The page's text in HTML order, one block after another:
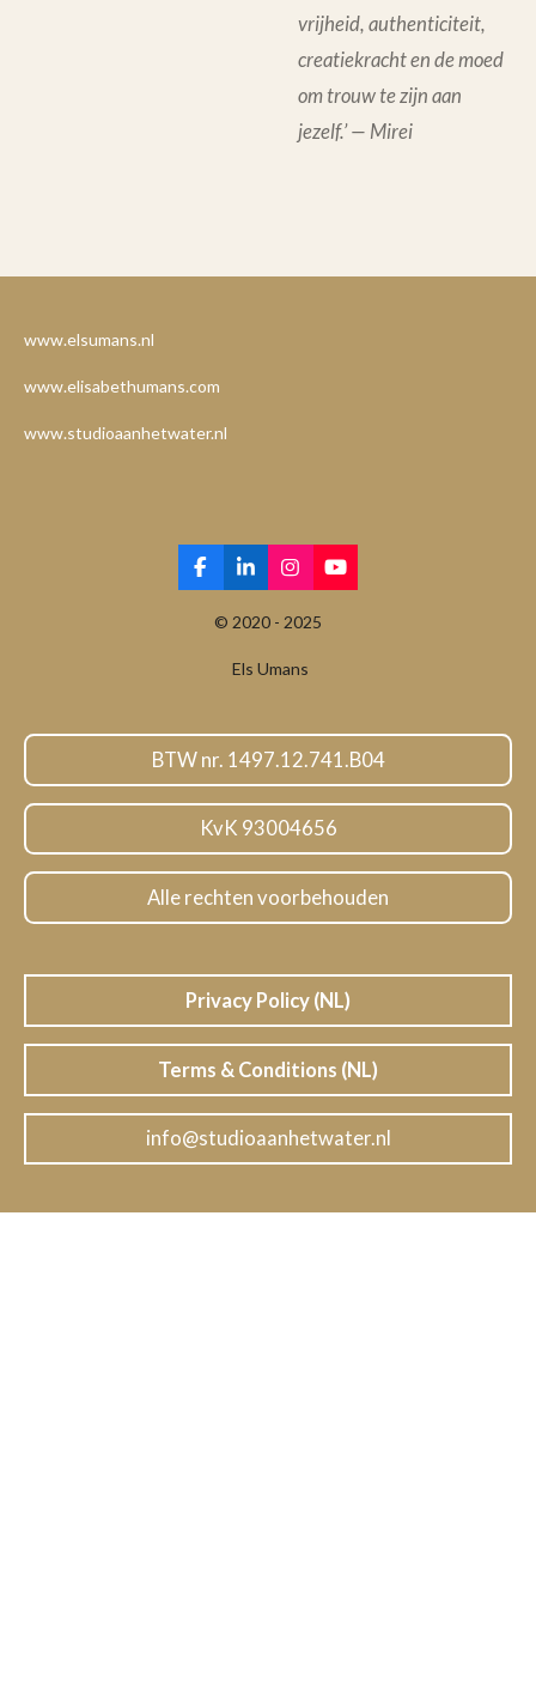
vrijheid, authenticiteit,
creatiekracht en de moed
om trouw te zijn aan
jezelf.’ — Mirei
www.elsumans.nl
www.elisabethumans.com
www.studioaanhetwater.nl
F
a
L
i
n
d
I
n
s
g
m
Y
o
© 2020 - 2025
Els Umans
BTW nr. 1497.12.741.B04
KvK 93004656
Alle rechten voorbehouden
Privacy Policy (NL)
Terms & Conditions (NL)
info@studioaanhetwater.nl